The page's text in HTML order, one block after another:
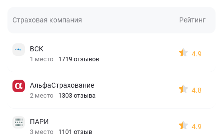
Страховая компания Рейтинг
ВСК
1 место 1719 отзывов
4.9
АльфаСтрахование
2 место 1303 отзыва
4.8
ПАРИ
3 место 1101 отзыв
4.9